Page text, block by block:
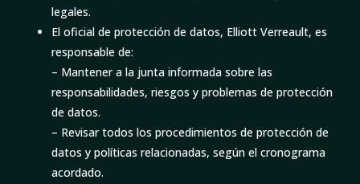
legales.
El oficial de protección de datos, Elliott Verreault, es
responsable de:
– Mantener a la junta informada sobre las
responsabilidades, riesgos y problemas de protección
de datos.
– Revisar todos los procedimientos de protección de
datos y políticas relacionadas, según el cronograma
acordado.